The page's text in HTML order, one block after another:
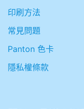
印刷方法
常見問題
Panton 色卡
隱私權條款